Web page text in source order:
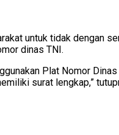
untuk tidak dengan
dinas TNI.
Plat Nomor
surat lengkap,”